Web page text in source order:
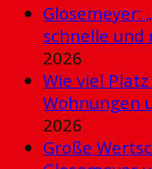
Glosemeyer:
schnelle und
2026
Wie viel
Wohnungen
2026
Große